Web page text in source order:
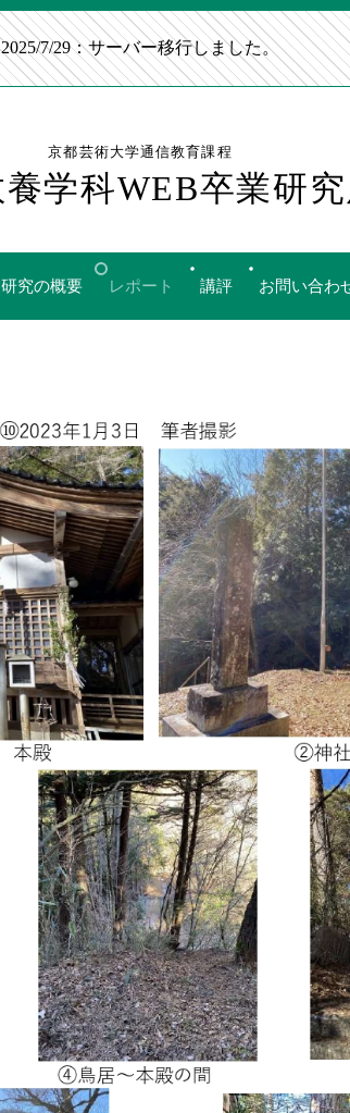
2025/7/29：サーバー移行しました。
京都芸術大学通信教育課程
学科WEB卒業研究
究の概要 レポート 講評 お問い合わ